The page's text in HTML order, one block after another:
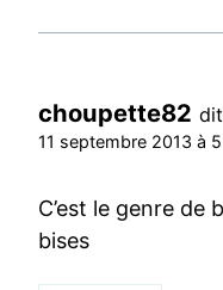
choupette82
11 septembre 2013 à
C’est le genre de
bises